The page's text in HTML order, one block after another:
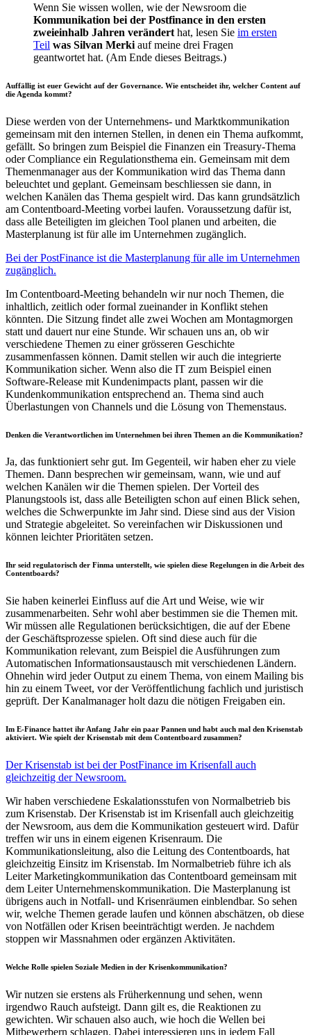
Wenn Sie wissen wollen, wie der Newsroom die
Kommunikation bei der Postfinance in den ersten
zweieinhalb Jahren verändert hat, lesen Sie im ersten
Teil was Silvan Merki auf meine drei Fragen
geantwortet hat. (Am Ende dieses Beitrags.)
Auffällig ist euer Gewicht auf der Governance. Wie entscheidet ihr, welcher Content auf
die Agenda kommt?
Diese werden von der Unternehmens- und Marktkommunikation
gemeinsam mit den internen Stellen, in denen ein Thema aufkommt,
gefällt. So bringen zum Beispiel die Finanzen ein Treasury-Thema
oder Compliance ein Regulationsthema ein. Gemeinsam mit dem
Themenmanager aus der Kommunikation wird das Thema dann
beleuchtet und geplant. Gemeinsam beschliessen sie dann, in
welchen Kanälen das Thema gespielt wird. Das kann grundsätzlich
am Contentboard-Meeting vorbei laufen. Voraussetzung dafür ist,
dass alle Beteiligten im gleichen Tool planen und arbeiten, die
Masterplanung ist für alle im Unternehmen zugänglich.
Bei der PostFinance ist die Masterplanung für alle im Unternehmen
zugänglich.
Im Contentboard-Meeting behandeln wir nur noch Themen, die
inhaltlich, zeitlich oder formal zueinander in Konflikt stehen
könnten. Die Sitzung findet alle zwei Wochen am Montagmorgen
statt und dauert nur eine Stunde. Wir schauen uns an, ob wir
verschiedene Themen zu einer grösseren Geschichte
zusammenfassen können. Damit stellen wir auch die integrierte
Kommunikation sicher. Wenn also die IT zum Beispiel einen
Software-Release mit Kundenimpacts plant, passen wir die
Kundenkommunikation entsprechend an. Thema sind auch
Überlastungen von Channels und die Lösung von Themenstaus.
Denken die Verantwortlichen im Unternehmen bei ihren Themen an die Kommunikation?
Ja, das funktioniert sehr gut. Im Gegenteil, wir haben eher zu viele
Themen. Dann besprechen wir gemeinsam, wann, wie und auf
welchen Kanälen wir die Themen spielen. Der Vorteil des
Planungstools ist, dass alle Beteiligten schon auf einen Blick sehen,
welches die Schwerpunkte im Jahr sind. Diese sind aus der Vision
und Strategie abgeleitet. So vereinfachen wir Diskussionen und
können leichter Prioritäten setzen.
Ihr seid regulatorisch der Finma unterstellt, wie spielen diese Regelungen in die Arbeit des
Contentboards?
Sie haben keinerlei Einfluss auf die Art und Weise, wie wir
zusammenarbeiten. Sehr wohl aber bestimmen sie die Themen mit.
Wir müssen alle Regulationen berücksichtigen, die auf der Ebene
der Geschäftsprozesse spielen. Oft sind diese auch für die
Kommunikation relevant, zum Beispiel die Ausführungen zum
Automatischen Informationsaustausch mit verschiedenen Ländern.
Ohnehin wird jeder Output zu einem Thema, von einem Mailing bis
hin zu einem Tweet, vor der Veröffentlichung fachlich und juristisch
geprüft. Der Kanalmanager holt dazu die nötigen Freigaben ein.
Im E-Finance hattet ihr Anfang Jahr ein paar Pannen und habt auch mal den Krisenstab
aktiviert. Wie spielt der Krisenstab mit dem Contentboard zusammen?
Der Krisenstab ist bei der PostFinance im Krisenfall auch
gleichzeitig der Newsroom.
Wir haben verschiedene Eskalationsstufen von Normalbetrieb bis
zum Krisenstab. Der Krisenstab ist im Krisenfall auch gleichzeitig
der Newsroom, aus dem die Kommunikation gesteuert wird. Dafür
treffen wir uns in einem eigenen Krisenraum. Die
Kommunikationsleitung, also die Leitung des Contentboards, hat
gleichzeitig Einsitz im Krisenstab. Im Normalbetrieb führe ich als
Leiter Marketingkommunikation das Contentboard gemeinsam mit
dem Leiter Unternehmenskommunikation. Die Masterplanung ist
übrigens auch in Notfall- und Krisenräumen einblendbar. So sehen
wir, welche Themen gerade laufen und können abschätzen, ob diese
von Notfällen oder Krisen beeinträchtigt werden. Je nachdem
stoppen wir Massnahmen oder ergänzen Aktivitäten.
Welche Rolle spielen Soziale Medien in der Krisenkommunikation?
Wir nutzen sie erstens als Früherkennung und sehen, wenn
irgendwo Rauch aufsteigt. Dann gilt es, die Reaktionen zu
gewichten. Wir schauen also auch, wie hoch die Wellen bei
Mitbewerbern schlagen. Dabei interessieren uns in jedem Fall